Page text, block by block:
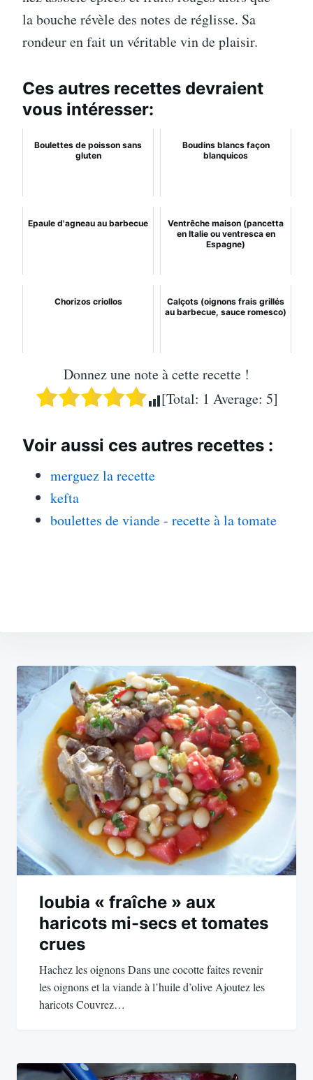
la bouche révèle des notes de réglisse. Sa
rondeur en fait un véritable vin de plaisir.
Ces autres recettes devraient
vous intéresser:
Boulettes de poisson sans
gluten
Boudins blancs façon
blanquicos
Epaule d'agneau au barbecue
Ventrêche maison (pancetta
en Italie ou ventresca en
Espagne)
Chorizos criollos
Calçots (oignons frais grillés
au barbecue, sauce romesco)
Donnez une note à cette recette !
[Total: 1 Average: 5]
Voir aussi ces autres recettes :
merguez la recette
kefta
boulettes de viande - recette à la tomate
Navigation
de
l’article
loubia « fraîche » aux
haricots mi-secs et tomates
crues
Hachez les oignons Dans une cocotte faites revenir
les oignons et la viande à l’huile d’olive Ajoutez les
haricots Couvrez…